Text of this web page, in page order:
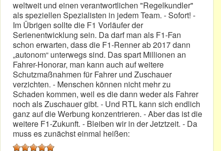
weltweit und einen verantwortlichen "Regelkundler"
als speziellen Spezialisten in jedem Team. - Sofort! -
Im Übrigen sollte die F1 Vorläufer der
Serienentwicklung sein. Da darf man als F1-Fan
schon erwarten, dass die F1-Renner ab 2017 dann
„autonom“ unterwegs sind. Das spart Millionen an
Fahrer-Honorar, man kann auch auf weitere
Schutzmaßnahmen für Fahrer und Zuschauer
verzichten. - Menschen können nicht mehr zu
Schaden kommen, weil es die dann weder als Fahrer
noch als Zuschauer gibt. - Und RTL kann sich endlich
ganz auf die Werbung konzentrieren. - Aber das ist die
weitere F1-Zukunft. - Bleiben wir in der Jetztzeit. - Da
muss es zunächst einmal heißen: